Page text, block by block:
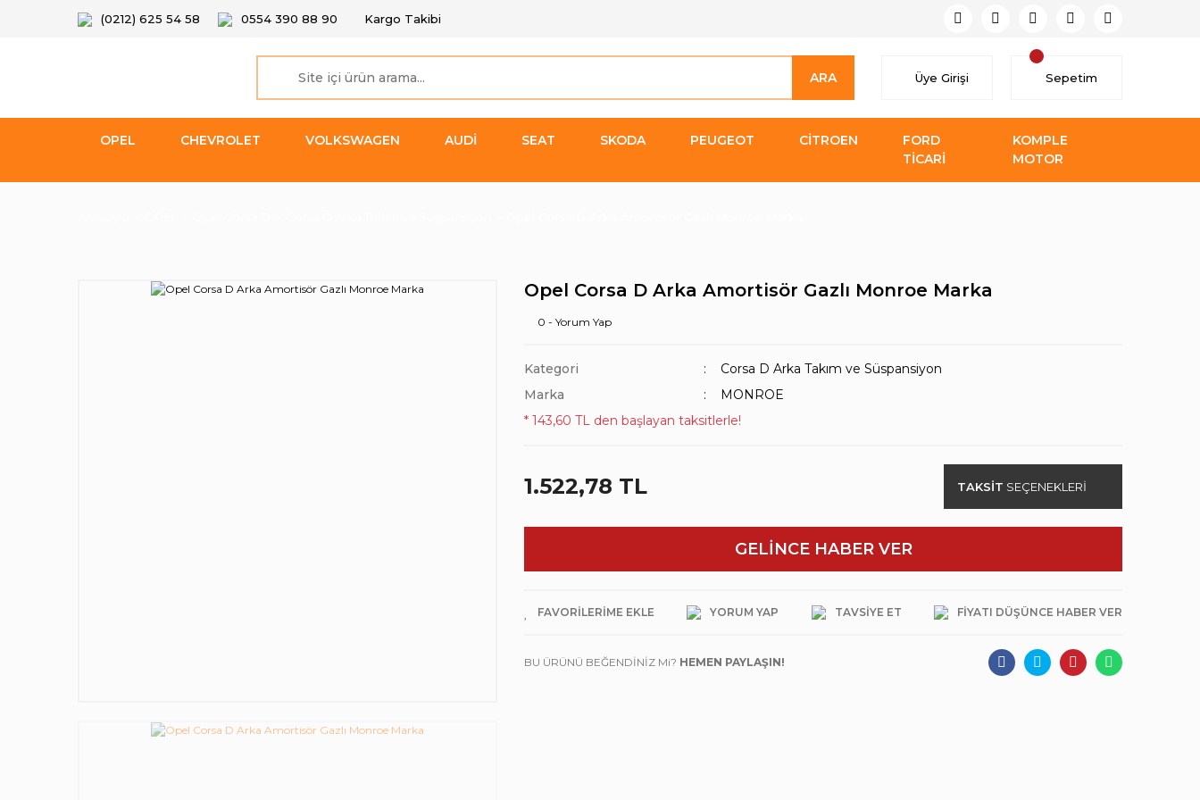
(0212) 625 54 58 0554 390 88 90 Kargo Takibi
ARA Üye Girişi Sepetim
OPEL CHEVROLET VOLKSWAGEN AUDİ SEAT SKODA PEUGEOT CİTROEN
FORD
TİCARİ
KOMPLE
MOTOR
Opel Corsa D Arka Amortisör Gazlı Monroe Marka
0 - Yorum Yap
Kategori
Corsa D Arka Takım ve Süspansiyon
Marka
MONROE
* 143,60 TL den başlayan taksitlerle!
1.522,78 TL TAKSİT SEÇENEKLERİ
GELİNCE HABER VER
YORUM YAP TAVSIYE ET FIYATI DÜŞÜNCE HABER VER
BU ÜRÜNÜ BEĞENDİNİZ Mi? HEMEN PAYLAŞIN!